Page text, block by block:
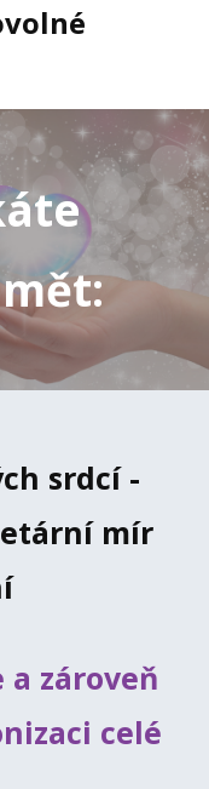
srdcí -
mír
zároveň
celé